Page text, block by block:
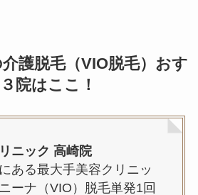
介護脱毛（VIO脱毛）おす
院はここ！
ニック 高崎院
ある最大手美容クリニッ
ーナ（VIO）脱毛単発1回